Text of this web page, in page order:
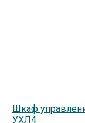
Шкаф
УХЛ4